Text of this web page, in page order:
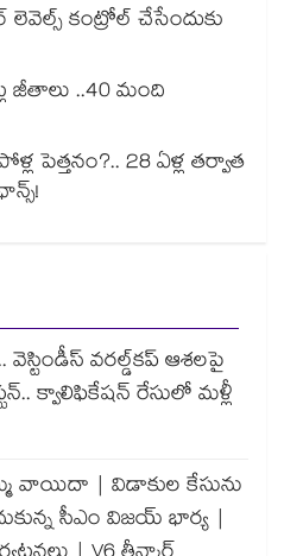
లెవెల్స్ కంట్రోల్ చేసేందుకు
జీతాలు ..40 మంది
పెత్తనం?.. 28 ఏళ్ల తర్వాత
వరల్డ్‌కప్ ఆశలపై
క్వాలిఫికేషన్ రేసులో మళ్లీ
వాయిదా | విడాకుల కేసును
సీఎం విజయ్ భార్య |